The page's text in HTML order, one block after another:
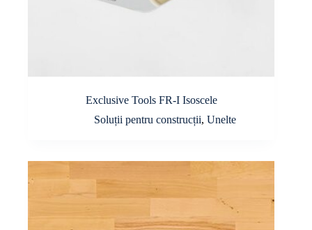
Exclusive Tools FR-I Isoscele
Soluții pentru construcții,Unelte